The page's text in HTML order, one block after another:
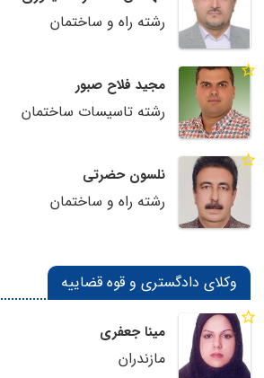
رشته راه و ساختمان
مجید فلاح صبور
رشته تاسیسات ساختمان
نلسون حضرتی
رشته راه و ساختمان
وکلای دادگستری و قوه قضاییه
مینا جعفری
مازندران